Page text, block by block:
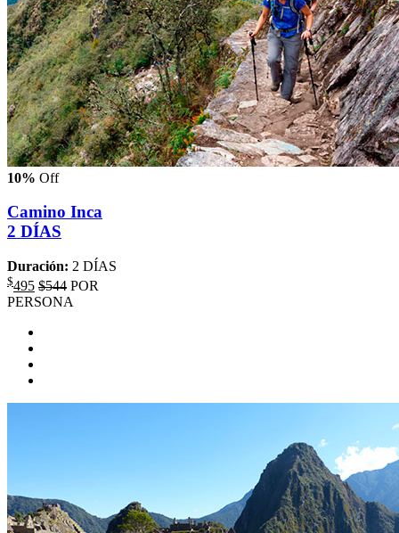
10% Off
Camino Inca
2 DÍAS
Duración: 2 DÍAS
$495 $544 POR
PERSONA